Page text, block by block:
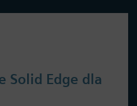
Solid Edge dla